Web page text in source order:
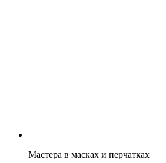
Мастера в масках и перчатках